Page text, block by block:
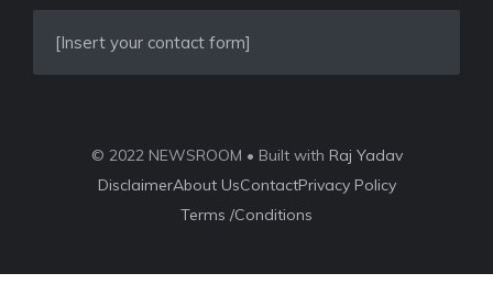
[Insert your contact form]
© 2022 NEWSROOM • Built with Raj Yadav
DisclaimerAbout UsContactPrivacy Policy
Terms /Conditions